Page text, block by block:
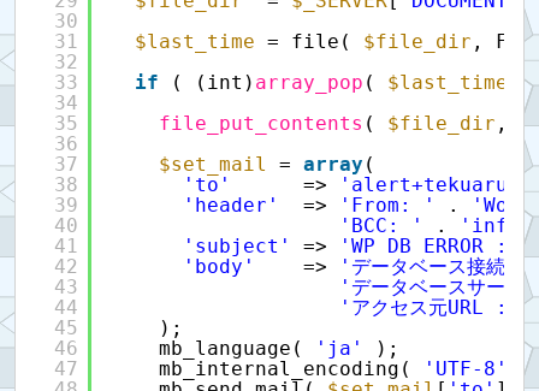
30
31
32
33
34
35
36
37
38
39
40
41
42
43
44
45
46
47
$last_time = file( $file_dir ,
if
( (int) array_pop ( $last_time
file_put_contents ( $file_dir ,
$set_mail
= array (
'to'
=>
'header'
=> 'From: ' .
'BCC: '
.
'subject'
=>
'WP DB ERROR : '
'body'
=>
'データベース接続確
'データベースサーバ
'アクセス元URL : '
);
mb_language(
'ja'
);
mb_internal_encoding(
'UTF-8'